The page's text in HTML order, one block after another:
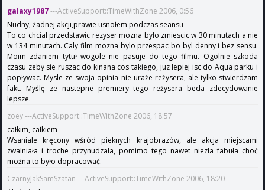
galaxy1987---ActiveSupport::TimeWithZone 2006, 0:56
Nudny, żadnej akcji,prawie usnołem podczas seansu
To co chcial przedstawic rezyser mozna bylo zmiescic w 30 minutach a nie
w 134 minutach. Caly film mozna bylo przespac bo byl denny i bez sensu.
Moim zdaniem tytuł wogole nie pasuje do tego filmu. Ogolnie szkoda
czasu zeby sie ruszac do kinana cos takiego, juz lepiej isc do Aqua parku i
popływac. Mysle ze swoja opinia nie uraże reżysera, ale tylko stwierdzam
fakt. Myślę ze nastepne premiery tego reżysera beda zdecydowanie
lepsze.
zoey ---ActiveSupport::TimeWithZone 2006, 18:57
całkim, całkiem
Wsaniale kręcony wśród pieknych krajobrazów, ale akcja miejscami
zwalniała i troche przynudzała, pomimo tego nawet niezła fabuła choć
można to było dopracować.
CzarnyJakSamSzatan ---ActiveSupport::TimeWithZone 2006, 18:20